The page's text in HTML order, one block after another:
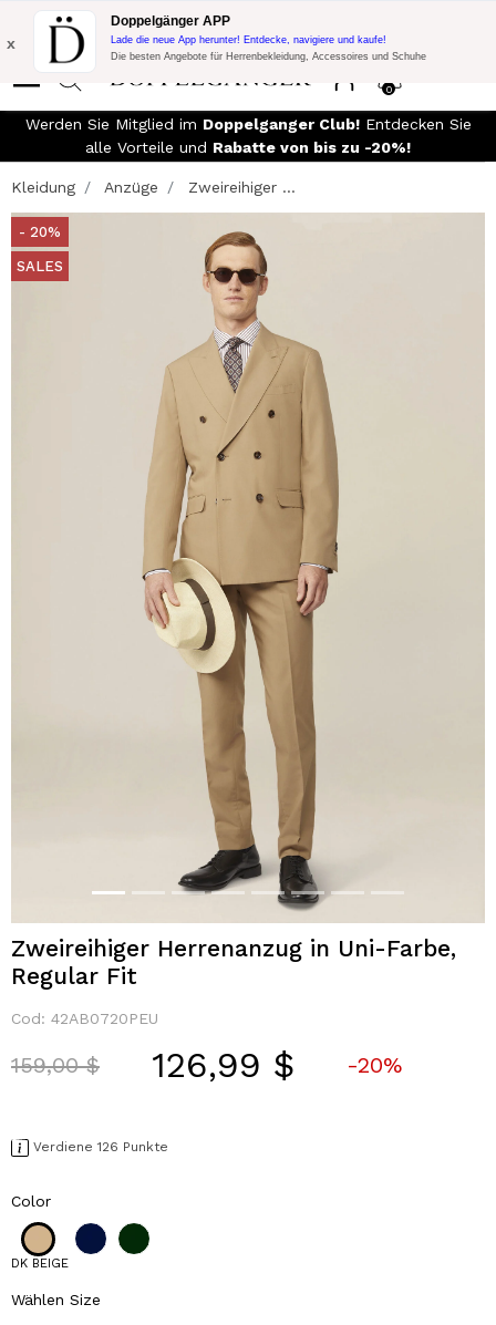
Blitzangebot:
10% Extra-Rabatt auf 300$ Einkauf mit Code:
DOPPEL300
0
x
Doppelgänger APP
Lade die neue App herunter! Entdecke, navigiere und kaufe!
Die besten Angebote für Herrenbekleidung, Accessoires und Schuhe
Werden Sie Mitglied im Doppelganger Club!Entdecken Sie
alle Vorteile und Rabatte von bis zu -20%!
Kleidung Anzüge Zweireihiger ...
- 20%
SALES
Zweireihiger Herrenanzug in Uni-Farbe,
Regular Fit
Cod: 42AB0720PEU
Price reduced from
159,00 $to 126,99 $ -20%
Verdiene 126 Punkte
Color
DK BEIGE
Wählen Size